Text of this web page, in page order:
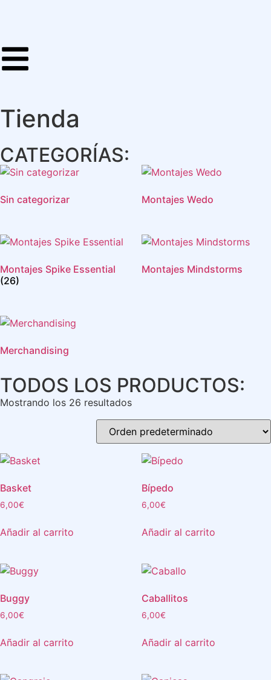
Tienda
CATEGORÍAS:
Sin categorizar Montajes Wedo
Montajes Spike Essential
(26)
Montajes Mindstorms
Merchandising
TODOS LOS PRODUCTOS:
Mostrando los 26 resultados
Basket
6,00€
Añadir al carrito
Bípedo
6,00€
Añadir al carrito
Buggy
6,00€
Añadir al carrito
Caballitos
6,00€
Añadir al carrito